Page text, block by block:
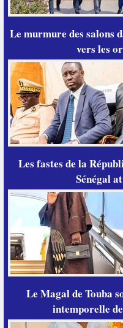
Le murmure des salons
vers les
Les fastes de la
Sénégal
Le Magal de Touba
intemporelle